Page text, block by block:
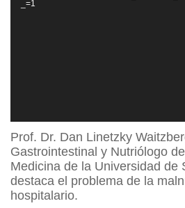
_=1
Prof. Dr. Dan Linetzky
Gastrointestinal y Nutriólogo
Medicina de la Universidad de
destaca el problema de la
hospitalario.